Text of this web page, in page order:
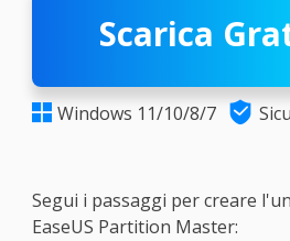
Scarica
 Windows 11/10/8/7 
Segui i passaggi per creare
EaseUS Partition Master: